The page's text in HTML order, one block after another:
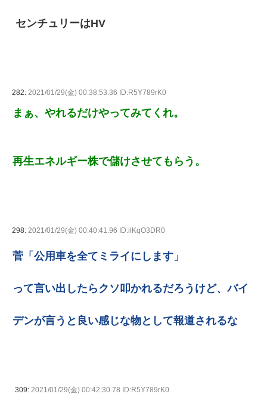
センチュリーはHV
282: 2021/01/29(金) 00:38:53.36 ID:R5Y789rK0
まぁ、やれるだけやってみてくれ。
再生エネルギー株で儲けさせてもらう。
298: 2021/01/29(金) 00:40:41.96 ID:ilKqO3DR0
菅「公用車を全てミライにします」
って言い出したらクソ叩かれるだろうけど、バイ
デンが言うと良い感じな物として報道されるな
309: 2021/01/29(金) 00:42:30.78 ID:R5Y789rK0